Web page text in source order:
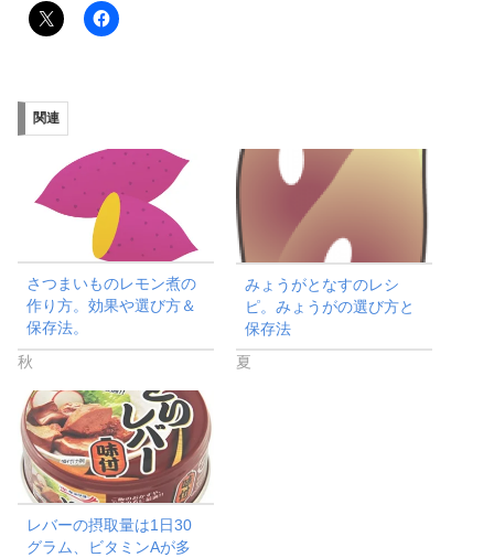
関連
さつまいものレモン煮の
作り方。効果や選び方＆
保存法。
秋
みょうがとなすのレシ
ピ。みょうがの選び方と
保存法
夏
レバーの摂取量は1日30
グラム、ビタミンAが多